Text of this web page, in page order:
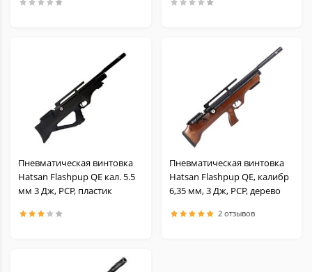
Пневматическая винтовка
Hatsan Flashpup QE кал. 5.5
мм 3 Дж, PCP, пластик
Пневматическая винтовка
Hatsan Flashpup QE, калибр
6,35 мм, 3 Дж, PCP, дерево
2 отзывов